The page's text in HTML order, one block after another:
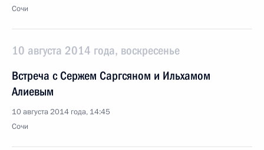
Сочи
10 августа 2014 года, воскресенье
Встреча с Сержем Саргсяном и Ильхамом
Алиевым
10 августа 2014 года, 14:45
Сочи